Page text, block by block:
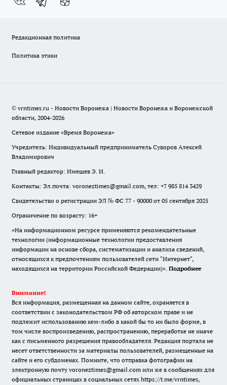
Редакционная политика
Политика этики
© vrntimes.ru - Новости Воронежа | Новости Воронежа и Воронежской
области, 2004-2026
Сетевое издание «Время Воронежа»
Учредитель: Индивидуальный предприниматель Суворов Алексей
Владимирович
Главный редактор: Имешев Э. И.
Контакты: Эл.почта: voroneztimes@gmail.com, тел: +7 985 814 3429
Свидетельство о регистрации ЭЛ № ФС 77 - 90000 от 05 сентября 2025
Ограничение по возрасту: 16+
«На информационном ресурсе применяются рекомендательные
технологии (информационные технологии предоставления
информации на основе сбора, систематизации и анализа сведений,
относящихся к предпочтениям пользователей сети "Интернет",
находящихся на территории Российской Федерации)». Подробнее
Внимание!
Вся информация, размещенная на данном сайте, охраняется в
соответствии с законодательством РФ об авторском праве и не
подлежит использованию кем-либо в какой бы то ни было форме, в
том числе воспроизведению, распространению, переработке не иначе
как с письменного разрешения правообладателя. Редакция портала не
несет ответственности за материалы пользователей, размещенные на
сайте и его субдоменах. Помните, что отправка фотографии на
электронную почту voroneztimes@gmail.com или же в сообщениях для
официальных страницах в социальных сетях https://t.me/vrntimes,